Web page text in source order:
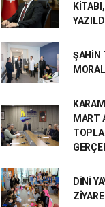
YAZILDI
ŞAHİN
MART
DİNİ